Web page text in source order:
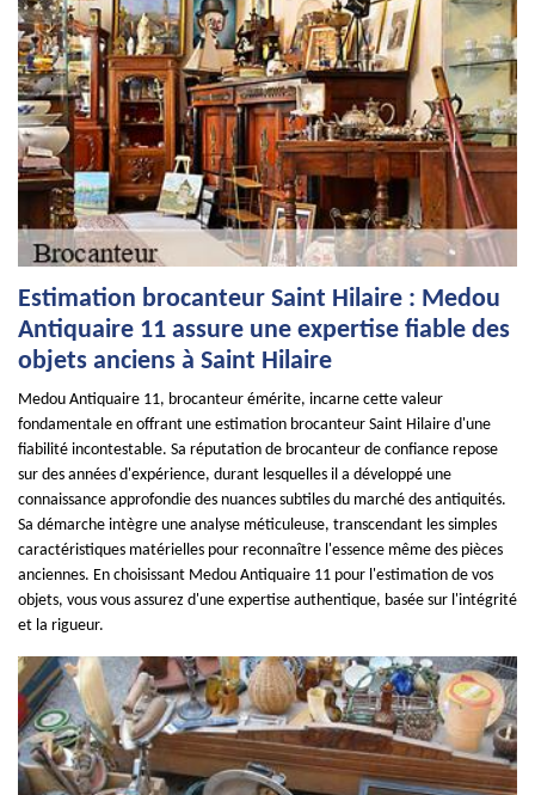
Estimation brocanteur Saint Hilaire : Medou
Antiquaire 11 assure une expertise fiable des
objets anciens à Saint Hilaire
Medou Antiquaire 11, brocanteur émérite, incarne cette valeur
fondamentale en offrant une estimation brocanteur Saint Hilaire d'une
fiabilité incontestable. Sa réputation de brocanteur de confiance repose
sur des années d'expérience, durant lesquelles il a développé une
connaissance approfondie des nuances subtiles du marché des antiquités.
Sa démarche intègre une analyse méticuleuse, transcendant les simples
caractéristiques matérielles pour reconnaître l'essence même des pièces
anciennes. En choisissant Medou Antiquaire 11 pour l'estimation de vos
objets, vous vous assurez d'une expertise authentique, basée sur l'intégrité
et la rigueur.